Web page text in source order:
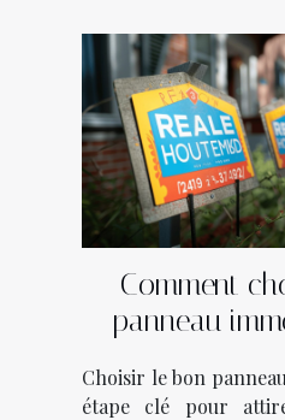
Comment
panneau
Choisir le bon
étape clé pour